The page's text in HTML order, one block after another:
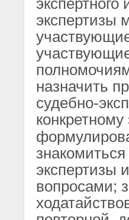
экспертизы
назначить
судебно-
экспертизы
вопросами;